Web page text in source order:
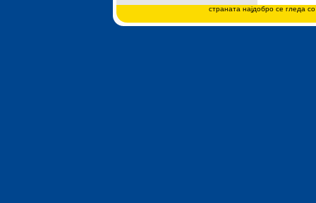
страната најдобро се гледа